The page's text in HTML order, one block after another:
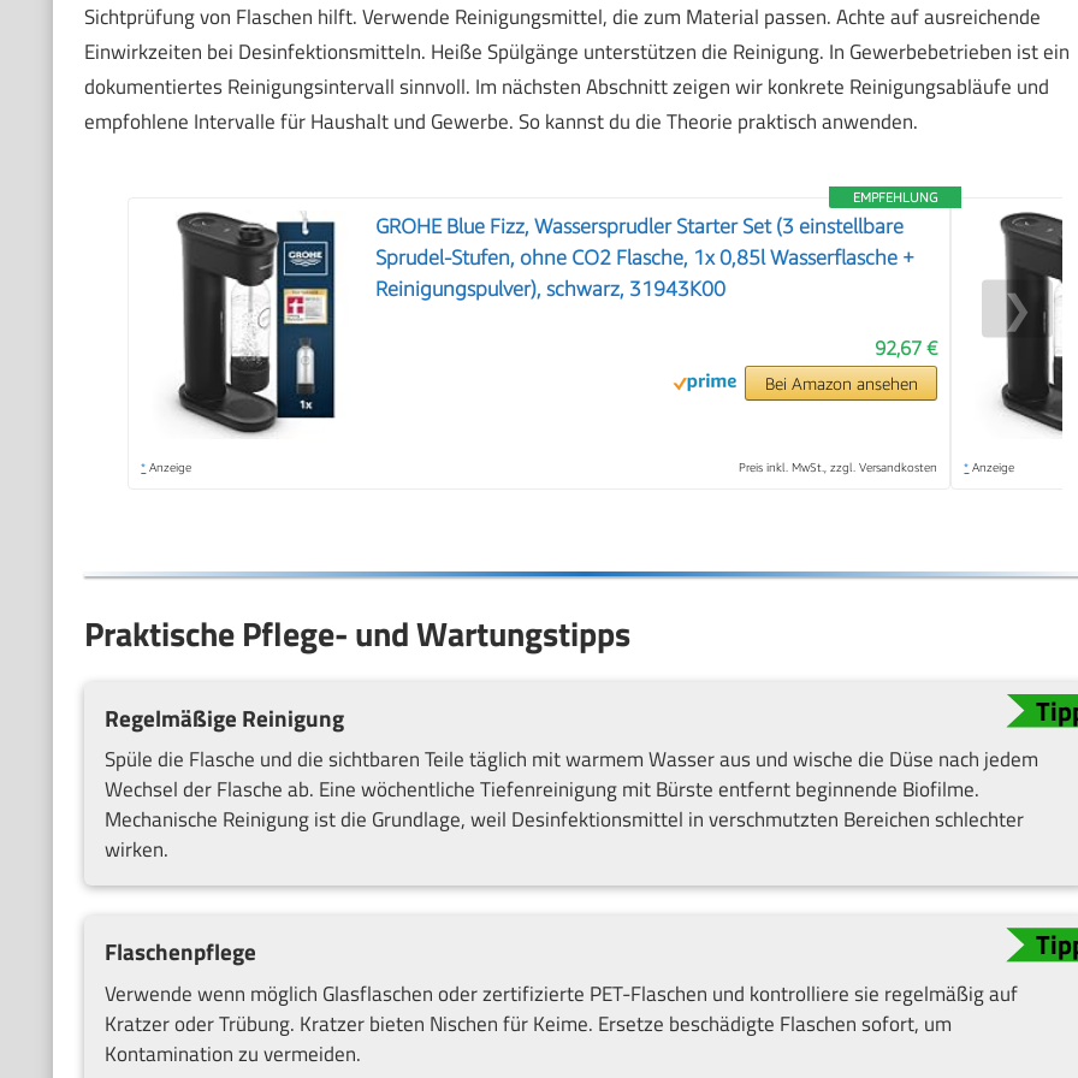
Sichtprüfung von Flaschen hilft. Verwende Reinigungsmittel, die zum Material passen. Achte auf ausreichende
Einwirkzeiten bei Desinfektionsmitteln. Heiße Spülgänge unterstützen die Reinigung. In Gewerbebetrieben ist ein
dokumentiertes Reinigungsintervall sinnvoll. Im nächsten Abschnitt zeigen wir konkrete Reinigungsabläufe und
empfohlene Intervalle für Haushalt und Gewerbe. So kannst du die Theorie praktisch anwenden.
EMPFEHLUNG
GROHE Blue Fizz, Wassersprudler Starter Set (3 einstellbare
Sprudel-Stufen, ohne CO2 Flasche, 1x 0,85l Wasserflasche +
Reinigungspulver), schwarz, 31943K00
92,67 €
Bei Amazon ansehen
* Anzeige Preis inkl. MwSt., zzgl. Versandkosten * Anzeige
❯
Praktische Pflege- und Wartungstipps
Regelmäßige Reinigung
Spüle die Flasche und die sichtbaren Teile täglich mit warmem Wasser aus und wische die Düse nach jedem
Wechsel der Flasche ab. Eine wöchentliche Tiefenreinigung mit Bürste entfernt beginnende Biofilme.
Mechanische Reinigung ist die Grundlage, weil Desinfektionsmittel in verschmutzten Bereichen schlechter
wirken.
Flaschenpflege
Verwende wenn möglich Glasflaschen oder zertifizierte PET-Flaschen und kontrolliere sie regelmäßig auf
Kratzer oder Trübung. Kratzer bieten Nischen für Keime. Ersetze beschädigte Flaschen sofort, um
Kontamination zu vermeiden.